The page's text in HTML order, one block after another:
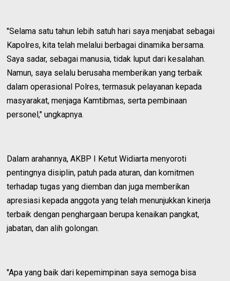
"Selama satu tahun lebih satuh hari saya menjabat sebagai
Kapolres, kita telah melalui berbagai dinamika bersama.
Saya sadar, sebagai manusia, tidak luput dari kesalahan.
Namun, saya selalu berusaha memberikan yang terbaik
dalam operasional Polres, termasuk pelayanan kepada
masyarakat, menjaga Kamtibmas, serta pembinaan
personel," ungkapnya.
Dalam arahannya, AKBP I Ketut Widiarta menyoroti
pentingnya disiplin, patuh pada aturan, dan komitmen
terhadap tugas yang diemban dan juga memberikan
apresiasi kepada anggota yang telah menunjukkan kinerja
terbaik dengan penghargaan berupa kenaikan pangkat,
jabatan, dan alih golongan.
"Apa yang baik dari kepemimpinan saya semoga bisa